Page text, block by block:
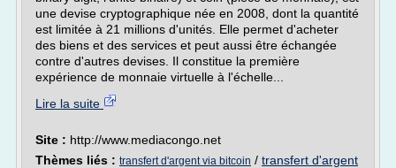
une devise cryptographique née en 2008, dont la quantité
est limitée à 21 millions d'unités. Elle permet d'acheter
des biens et des services et peut aussi être échangée
contre d'autres devises. Il constitue la première
expérience de monnaie virtuelle à l'échelle...
Lire la suite
Site : http://www.mediacongo.net
Thèmes liés : transfert d'argent via bitcoin / transfert d'argent